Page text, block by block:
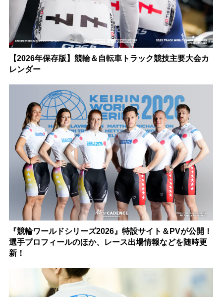
【2026年保存版】競輪＆自転車トラック競技主要大会カ
レンダー
『競輪ワールドシリーズ2026』特設サイト＆PVが公開！
選手プロフィールのほか、レース出場情報などを随時更
新！